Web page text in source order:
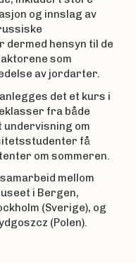
og innslag av
hensyn til de
som
av jordarter.
det et kurs i
fra både
undervisning om
få
om sommeren.
mellom
i Bergen,
(Sverige), og
(Polen).